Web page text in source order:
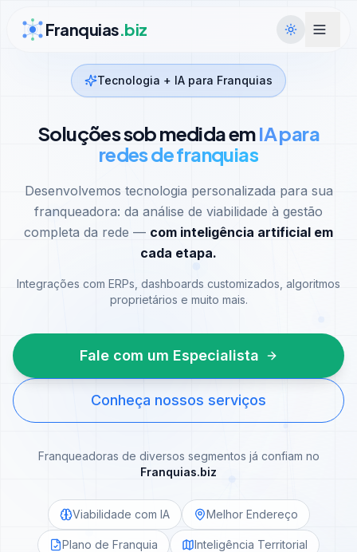
Franquias.biz
Tecnologia + IA para Franquias
Soluções sob medida emIA para
redes de franquias
Desenvolvemos tecnologia personalizada para sua
franqueadora: da análise de viabilidade à gestão
completa da rede — com inteligência artificial em
cada etapa.
Integrações com ERPs, dashboards customizados, algoritmos
proprietários e muito mais.
Fale com um Especialista
Conheça nossos serviços
Franqueadoras de diversos segmentos já confiam no
Franquias.biz
Viabilidade com IA Melhor Endereço
Plano de Franquia Inteligência Territorial